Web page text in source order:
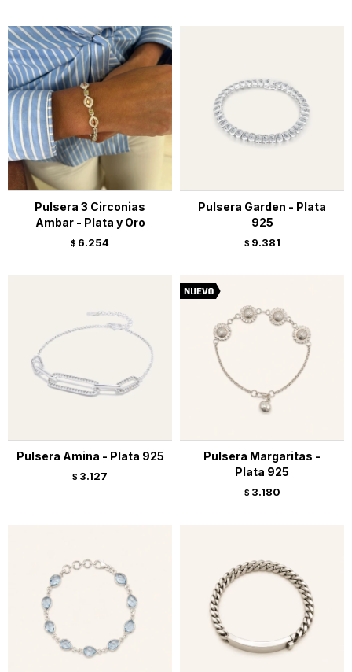
Pulsera 3 Circonias
Ambar - Plata y Oro
$ 6.254
Pulsera Garden - Plata
925
$ 9.381
Pulsera Amina - Plata 925
$ 3.127
Pulsera Margaritas -
Plata 925
$ 3.180